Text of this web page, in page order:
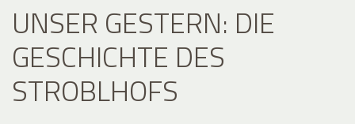
UNSER GESTERN: DIE
GESCHICHTE DES
STROBLHOFS